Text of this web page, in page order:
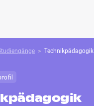
Technikpädagogik